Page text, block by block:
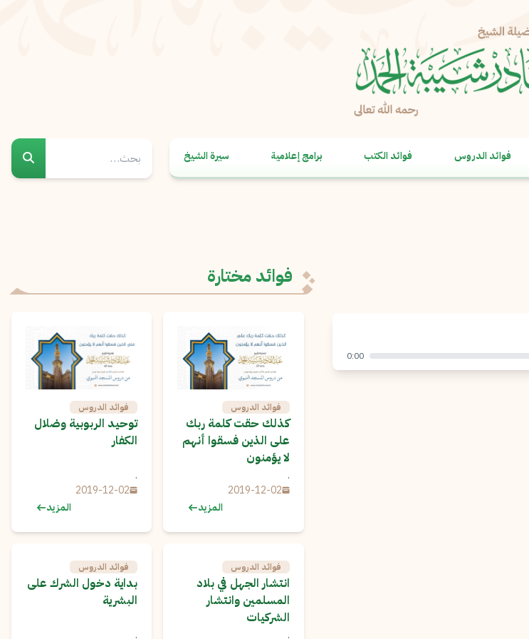
فوائد الدروس فوائد الكتب برامج إعلامية سيرة الشيخ
عن مشكلة
نسخ
0:00
فوائد مختارة
فوائد الدروس
كذلك حقت كلمة ربك
على الذين فسقوا أنهم
لا يؤمنون
.
2019-12-02
المزيد
فوائد الدروس
توحيد الربوبية وضلال
الكفار
.
2019-12-02
المزيد
فوائد الدروس
انتشار الجهل في بلاد
المسلمين وانتشار
الشركيات
.
فوائد الدروس
بداية دخول الشرك على
البشرية
.